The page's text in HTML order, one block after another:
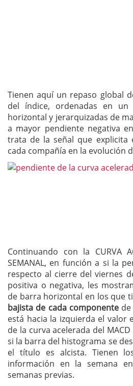
Tienen aquí un repaso global
del índice, ordenadas en
horizontal y jerarquizadas de
a mayor pendiente negativa
trata de la señal que explicita
cada compañía en la evolución
Continuando con la CURVA
SEMANAL, en función a si la
respecto al cierre del viernes
positiva o negativa, les
de barra horizontal en los que
bajista de cada componente
está hacia la izquierda el valor
de la curva acelerada del
si la barra del histograma se
el título es alcista. Tienen
información en la semana
semanas previas.